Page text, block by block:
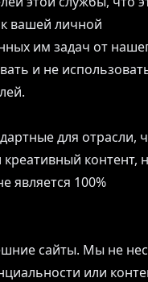
вашей личной
им задач от
и не
для отрасли,
контент,
является 100%
сайты. Мы не
или